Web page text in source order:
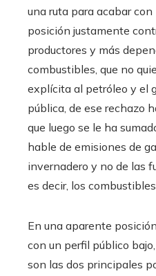
una ruta para acabar
posición justamente
productores y más
combustibles, que no
explícita al petróleo y el
pública, de ese rechazo
que luego se le ha
hable de emisiones de
invernadero y no de las
es decir, los
En una aparente
con un perfil público
son las dos principales